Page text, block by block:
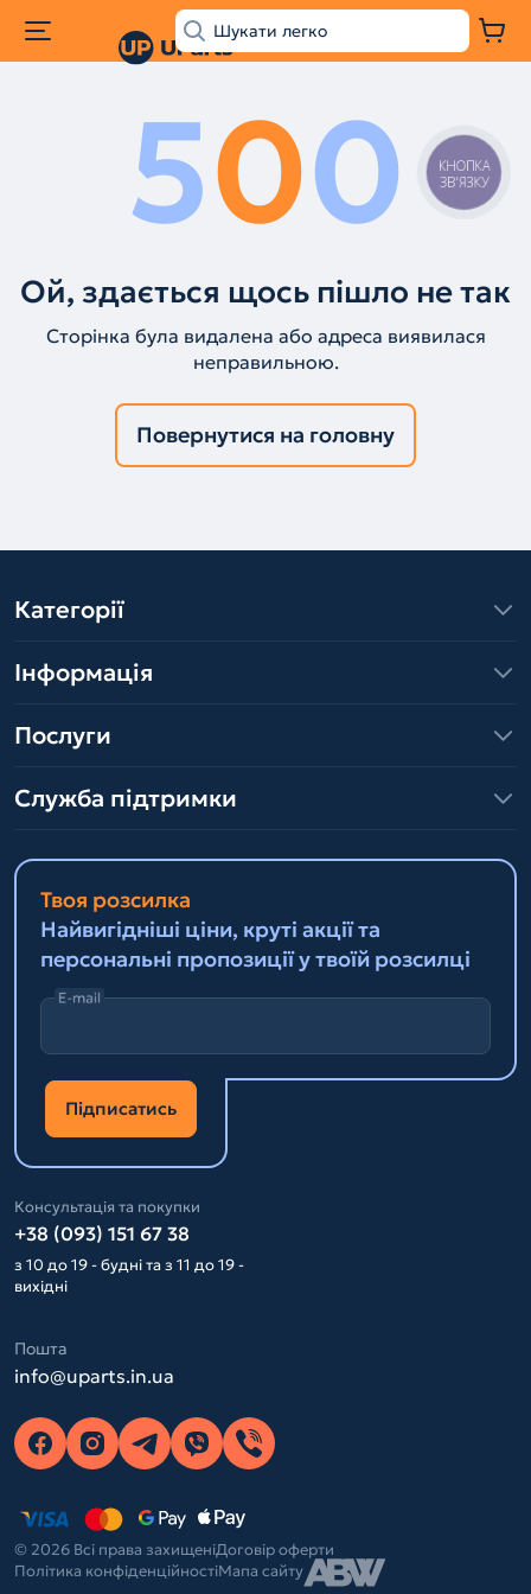
500
Ой, здається щось пішло не так
Сторінка була видалена або адреса виявилася
неправильною.
Повернутися на головну
Категорії
Інформація
Послуги
Служба підтримки
Твоя розсилка
Найвигідніші ціни, круті акції та
персональні пропозиції у твоїй розсилці
E-mail
Підписатись
Консультація та покупки
+38 (093) 151 67 38
з 10 до 19 - будні та з 11 до 19 -
вихідні
Пошта
info@uparts.in.ua
© 2026 Всі права захищеніДоговір оферти
Політика конфіденційностіМапа сайту
КНОПКА
ЗВ'ЯЗКУ